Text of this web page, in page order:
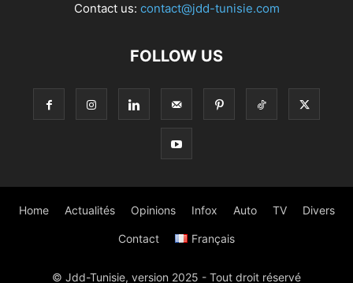
Contact us: contact@jdd-tunisie.com
FOLLOW US
Home Actualités Opinions Infox Auto TV Divers
Contact Français
© Jdd-Tunisie, version 2025 - Tout droit réservé